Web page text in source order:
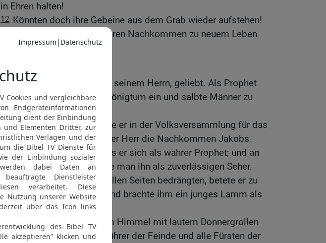
in Ehren halten!
12 Könnten doch ihre Gebeine aus dem Grab wieder aufstehen!
Könnte doch ihr Ruhm in ihren Nachkommen zu neuem Leben
erwachen!
Samuel
13 Samuel wurde von Gott, seinem Herrn, geliebt. Als Prophet
des Herrn richtete er das Königtum ein und salbte Männer zu
Herrschern über sein Volk.
Nach dem Gesetz sorgte er in der Volksversammlung für das
Recht und so beschützte der Herr die Nachkommen Jakobs.
15 Durch seine Treue erwies er sich als wahrer Prophet; und an
seinen Weisungen erkannte man ihn als zuverlässigen Seher.
16 Als die Feinde ihn von allen Seiten bedrängten, betete er zu
seinem mächtigen Herrn und brachte ihm ein junges Lamm als
Opfer.
Der Herr antwortete vom Himmel mit lautem Donnergrollen
18 und vernichtete die Anführer der Feinde und alle Fürsten der